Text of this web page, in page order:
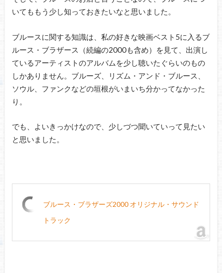
いてももう少し知っておきたいなと思いました。
ブルースに関する知識は、私の好きな映画ベスト5に入るブ
ルース・ブラザース（続編の2000も含め）を見て、出演し
ているアーティストのアルバムを少し聴いたぐらいのもの
しかありません。ブルーズ、リズム・アンド・ブルース、
ソウル、ファンクなどの垣根がいまいち分かってなかった
り。
でも、よいきっかけなので、少しづつ聞いていって見たい
と思いました。
ブルース・ブラザーズ2000 オリジナル・サウンド
トラック